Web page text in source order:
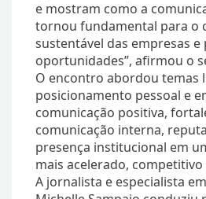
e mostram como a
tornou fundamental para o
sustentável das empresas e
oportunidades”, afirmou o
O encontro abordou temas
posicionamento pessoal e
comunicação positiva,
comunicação interna,
presença institucional em
mais acelerado,
A jornalista e especialista